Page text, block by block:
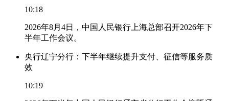
10:18
2026年8月4日，中国人民银行上海总部召开2026年下
半年工作会议。
央行辽宁分行：下半年继续提升支付、征信等服务质
效
10:19